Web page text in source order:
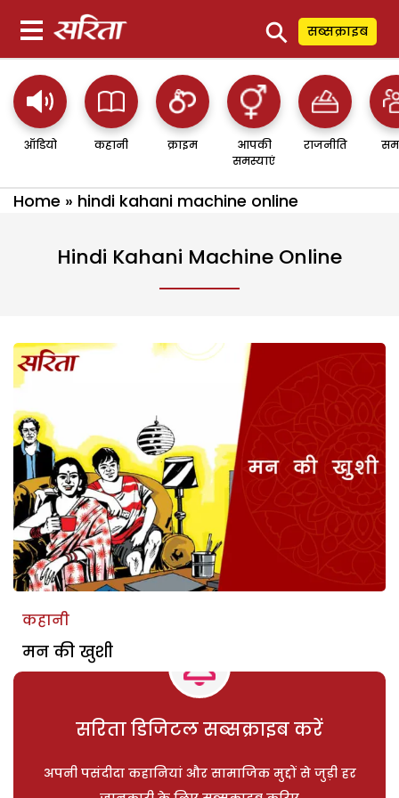
⚲ सब्सक्राइब
ऑडियो कहानी क्राइम
आपकी
समस्याएं
राजनीति
Home » hindi kahani machine online
Hindi Kahani Machine Online
कहानी
मन की खुशी
सरिता डिजिटल सब्सक्राइब करें
अपनी पसंदीदा कहानियां और सामाजिक मुद्दों से जुड़ी हर